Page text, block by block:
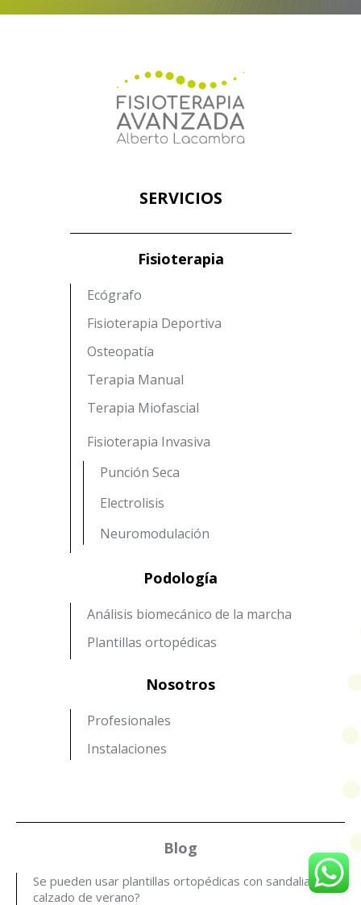
SERVICIOS
Fisioterapia
Ecógrafo
Fisioterapia Deportiva
Osteopatía
Terapia Manual
Terapia Miofascial
Fisioterapia Invasiva
Punción Seca
Electrolisis
Neuromodulación
Podología
Análisis biomecánico de la marcha
Plantillas ortopédicas
Nosotros
Profesionales
Instalaciones
Blog
Se pueden usar plantillas ortopédicas con sandalias y
calzado de verano?